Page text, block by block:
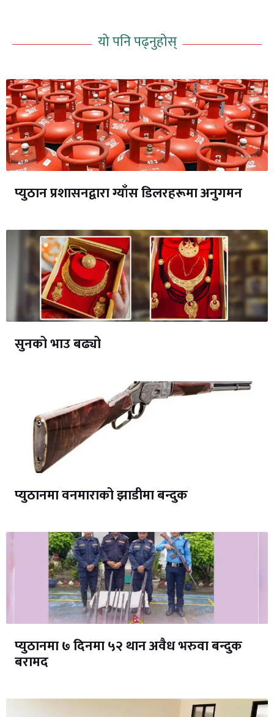
यो पनि पढ्नुहोस्
प्युठान प्रशासनद्वारा ग्याँस डिलरहरूमा अनुगमन
सुनको भाउ बढ्यो
प्युठानमा वनमाराको झाडीमा बन्दुक
प्युठानमा ७ दिनमा ५२ थान अवैध भरुवा बन्दुक
बरामद